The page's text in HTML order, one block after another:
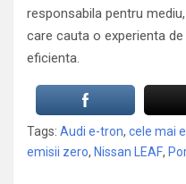
responsabila pentru
care cauta o experienta
eficienta.
Tags: Audi e-tron, cele mai
emisii zero, Nissan LEAF,